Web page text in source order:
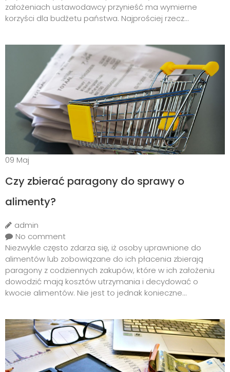
założeniach ustawodawcy przynieść ma wymierne
korzyści dla budżetu państwa. Najprościej rzecz...
09 Maj
Czy zbierać paragony do sprawy o
alimenty?
admin
No comment
Niezwykle często zdarza się, iż osoby uprawnione do
alimentów lub zobowiązane do ich płacenia zbierają
paragony z codziennych zakupów, które w ich założeniu
dowodzić mają kosztów utrzymania i decydować o
kwocie alimentów. Nie jest to jednak konieczne...